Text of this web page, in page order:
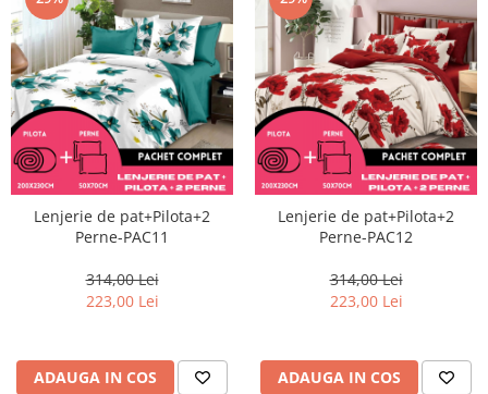
Lenjerie de pat+Pilota+2
Perne-PAC11
314,00 Lei
223,00 Lei
ADAUGA IN COS
Lenjerie de pat+Pilota+2
Perne-PAC12
314,00 Lei
223,00 Lei
ADAUGA IN COS